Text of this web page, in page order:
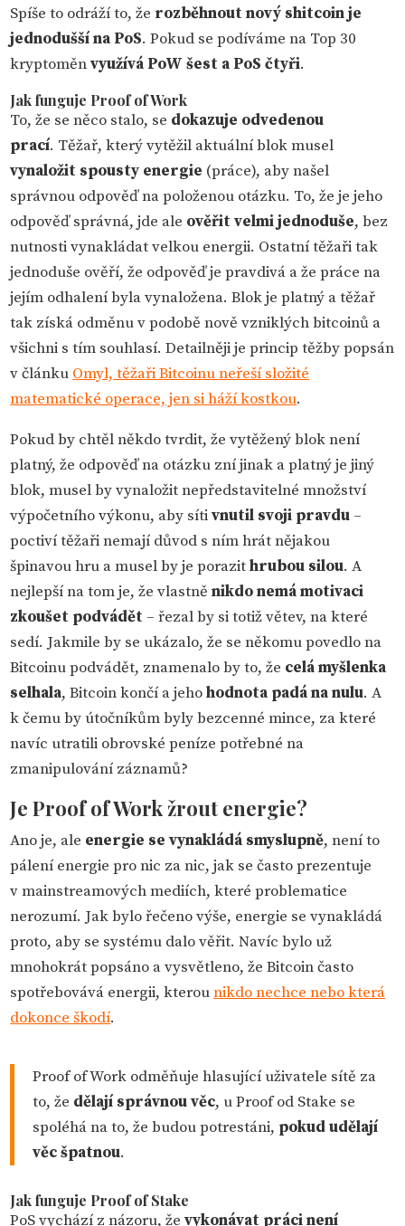
Spíše to odráží to, že rozběhnout nový shitcoin je
jednodušší na PoS. Pokud se podíváme na Top 30
kryptoměnvyužívá PoW šest a PoS čtyři.
Jak funguje Proof of Work
To, že se něco stalo, se dokazuje odvedenou
prací. Těžař, který vytěžil aktuální blok musel
vynaložit spousty energie (práce), aby našel
správnou odpověď na položenou otázku. To, že je jeho
odpověď správná, jde ale ověřit velmi jednoduše, bez
nutnosti vynakládat velkou energii. Ostatní těžaři tak
jednoduše ověří, že odpověď je pravdivá a že práce na
jejím odhalení byla vynaložena. Blok je platný a těžař
tak získá odměnu v podobě nově vzniklých bitcoinů a
všichni s tím souhlasí. Detailněji je princip těžby popsán
v článku Omyl, těžaři Bitcoinu neřeší složité
matematické operace, jen si háží kostkou.
Pokud by chtěl někdo tvrdit, že vytěžený blok není
platný, že odpověď na otázku zní jinak a platný je jiný
blok, musel by vynaložit nepředstavitelné množství
výpočetního výkonu, aby sítivnutil svoji pravdu –
poctiví těžaři nemají důvod s ním hrát nějakou
špinavou hru a musel by je porazithrubou silou. A
nejlepší na tom je, že vlastněnikdo nemá motivaci
zkoušet podvádět – řezal by si totiž větev, na které
sedí. Jakmile by se ukázalo, že se někomu povedlo na
Bitcoinu podvádět, znamenalo by to, že celá myšlenka
selhala, Bitcoin končí a jehohodnota padá na nulu. A
k čemu by útočníkům byly bezcenné mince, za které
navíc utratili obrovské peníze potřebné na
zmanipulování záznamů?
Je Proof of Work žrout energie?
Ano je, ale energie se vynakládá smyslupně, není to
pálení energie pro nic za nic, jak se často prezentuje
v mainstreamových mediích, které problematice
nerozumí. Jak bylo řečeno výše, energie se vynakládá
proto, aby se systému dalo věřit. Navíc bylo už
mnohokrát popsáno a vysvětleno, že Bitcoin často
spotřebovává energii, kterounikdo nechce nebo která
dokonce škodí.
Proof of Work odměňuje hlasující uživatele sítě za
to, že dělají správnou věc, u Proof od Stake se
spoléhá na to, že budou potrestáni, pokud udělají
věc špatnou.
Jak funguje Proof of Stake
PoS vychází z názoru, ževykonávat práci není